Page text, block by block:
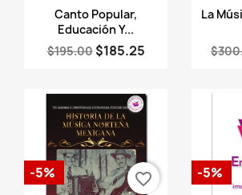
Vista rápida
Canto Popular,
Educación Y...
$195.00 $185.25

La
-5% favorite_border -5%